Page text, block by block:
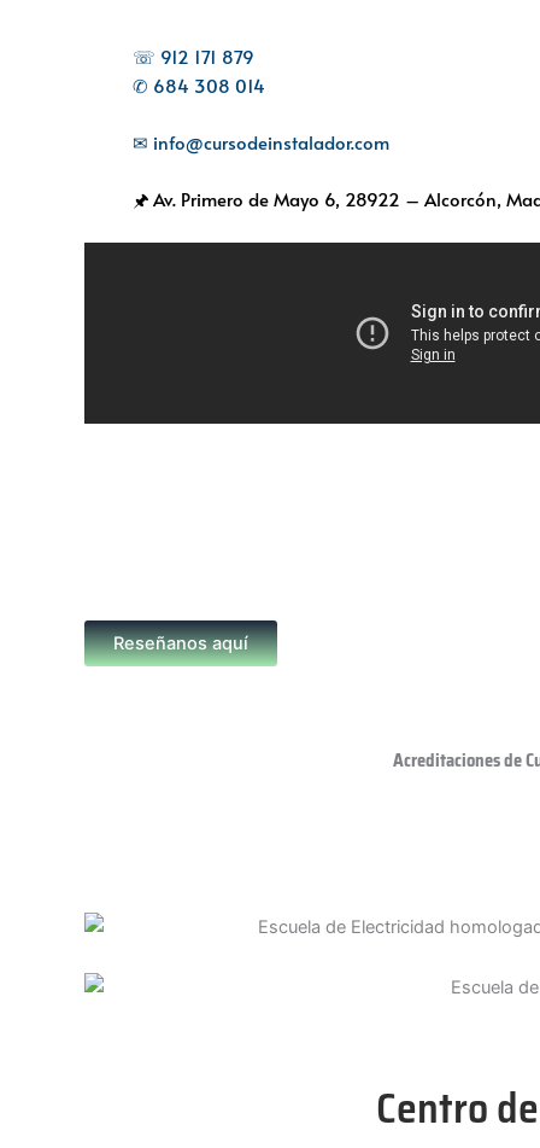
☏ 912 171 879
✆ 684 308 014
✉ info@cursodeinstalador.com
🖈 Av. Primero de Mayo 6, 28922 – Alcorcón,
Reseñanos aquí
Acreditaciones de
Centro